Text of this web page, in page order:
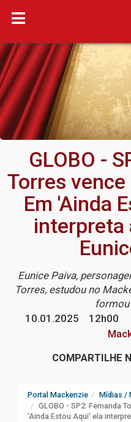
GLOBO -
Torres
Em 'Ainda
interpreta
Eunice Paiva,
Torres, estudou no
formou
10.01.2025
12h00
COMPARTILHE
Portal Mackenzie Mídias /
GLOBO - SP2: Fernanda
'Ainda Estou Aqui' ela